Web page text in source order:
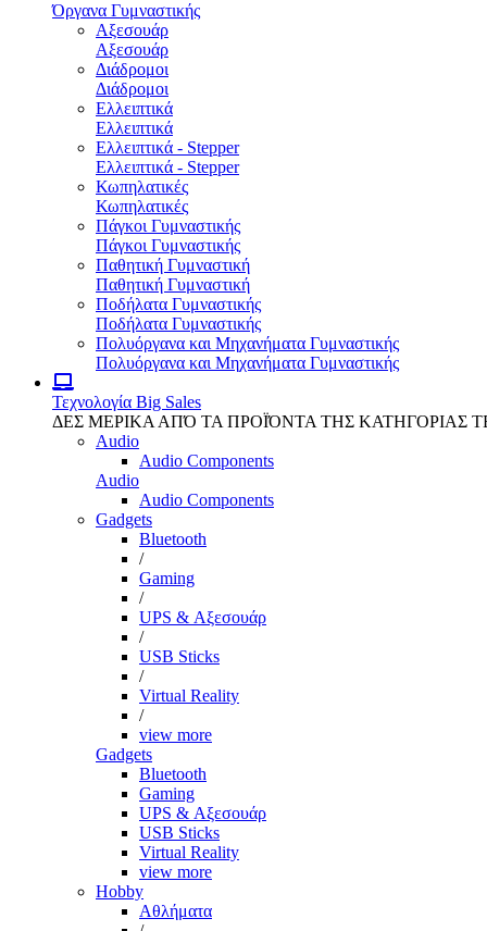
Όργανα Γυμναστικής
Αξεσουάρ
Αξεσουάρ
Διάδρομοι
Διάδρομοι
Ελλειπτικά
Ελλειπτικά
Ελλειπτικά - Stepper
Ελλειπτικά - Stepper
Κωπηλατικές
Κωπηλατικές
Πάγκοι Γυμναστικής
Πάγκοι Γυμναστικής
Παθητική Γυμναστική
Παθητική Γυμναστική
Ποδήλατα Γυμναστικής
Ποδήλατα Γυμναστικής
Πολυόργανα και Μηχανήματα Γυμναστικής
Πολυόργανα και Μηχανήματα Γυμναστικής
Τεχνολογία Big Sales
ΔΕΣ ΜΕΡΙΚΑ ΑΠΌ ΤΑ ΠΡΟΪΌΝΤΑ ΤΗΣ ΚΑΤΗΓΟΡΙΑΣ
Audio
Audio Components
Audio
Audio Components
Gadgets
Bluetooth
/
Gaming
/
UPS & Αξεσουάρ
/
USB Sticks
/
Virtual Reality
/
view more
Gadgets
Bluetooth
Gaming
UPS & Αξεσουάρ
USB Sticks
Virtual Reality
view more
Hobby
Αθλήματα